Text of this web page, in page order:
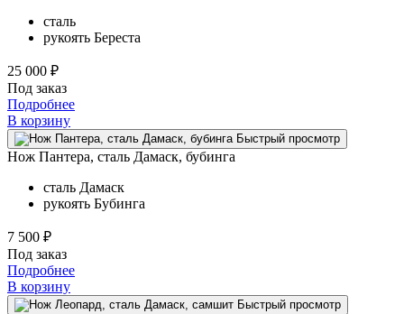
сталь
рукоять Береста
25 000 ₽
Под заказ
Подробнее
В корзину
Быстрый просмотр
Нож Пантера, сталь Дамаск, бубинга
сталь Дамаск
рукоять Бубинга
7 500 ₽
Под заказ
Подробнее
В корзину
Быстрый просмотр